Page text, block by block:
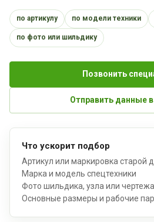
по артикулу по модели техники
по фото или шильдику
Позвонить
Отправить данные
Что ускорит подбор
Артикул или маркировка старой
Марка и модель спецтехники
Фото шильдика, узла или чертежа
Основные размеры и рабочие